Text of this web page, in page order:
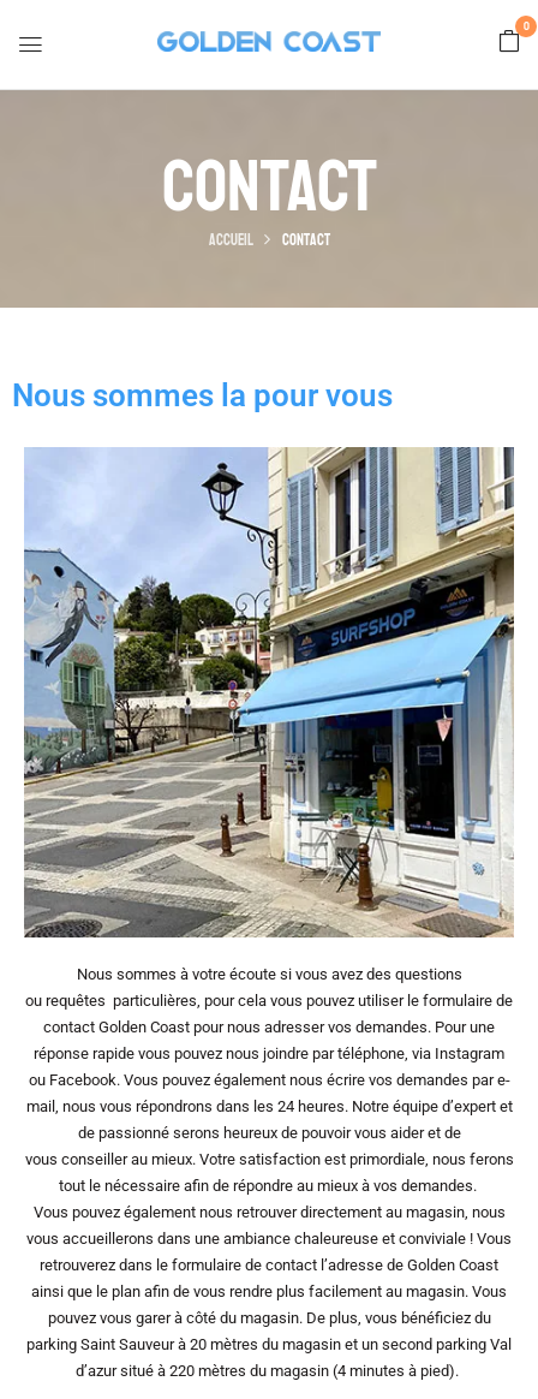
0
Contact
Accueil Contact
Nous sommes la pour vous
Nous sommes à votre écoute si vous avez des questions
ou requêtes particulières, pour cela vous pouvez utiliser le formulaire de
contact Golden Coast pour nous adresser vos demandes. Pour une
réponse rapide vous pouvez nous joindre par téléphone, via Instagram
ou Facebook. Vous pouvez également nous écrire vos demandes par e-
mail, nous vous répondrons dans les 24 heures. Notre équipe d’expert et
de passionné serons heureux de pouvoir vous aider et de
vous conseillerau mieux. Votre satisfaction est primordiale, nous ferons
tout le nécessaire afin de répondre au mieux à vos demandes.
Vous pouvez également nous retrouver directement au magasin, nous
vous accueillerons dans une ambiance chaleureuse et conviviale ! Vous
retrouverez dans le formulaire de contact l’adresse de Golden Coast
ainsi que le plan afin de vous rendre plus facilement au magasin. Vous
pouvez vous garer à côté du magasin. De plus, vous bénéficiez du
parking Saint Sauveur à 20 mètres du magasin et un second parking Val
d’azur situé à 220 mètres du magasin (4 minutes à pied).